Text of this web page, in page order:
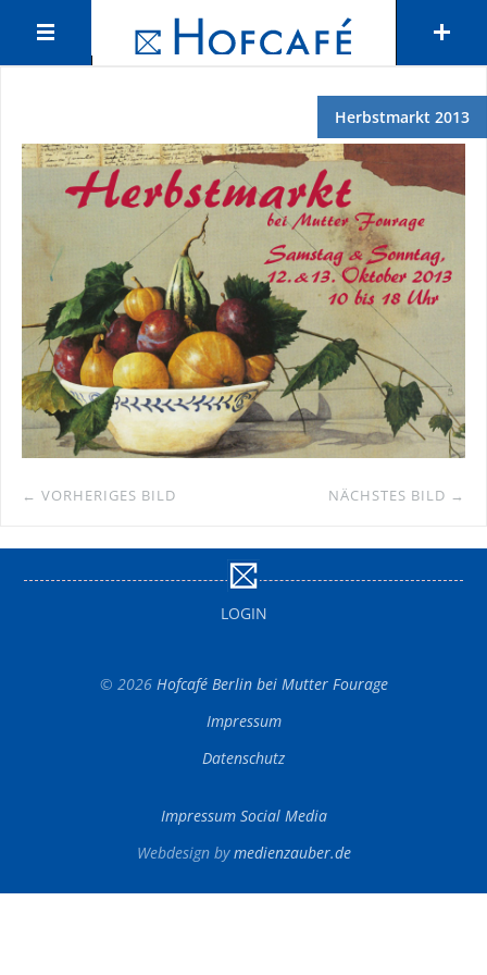
Herbstmarkt 2013
← VORHERIGES BILD NÄCHSTES BILD →
LOGIN
© 2026 Hofcafé Berlin bei Mutter Fourage
Impressum
Datenschutz
Impressum Social Media
Webdesign bymedienzauber.de